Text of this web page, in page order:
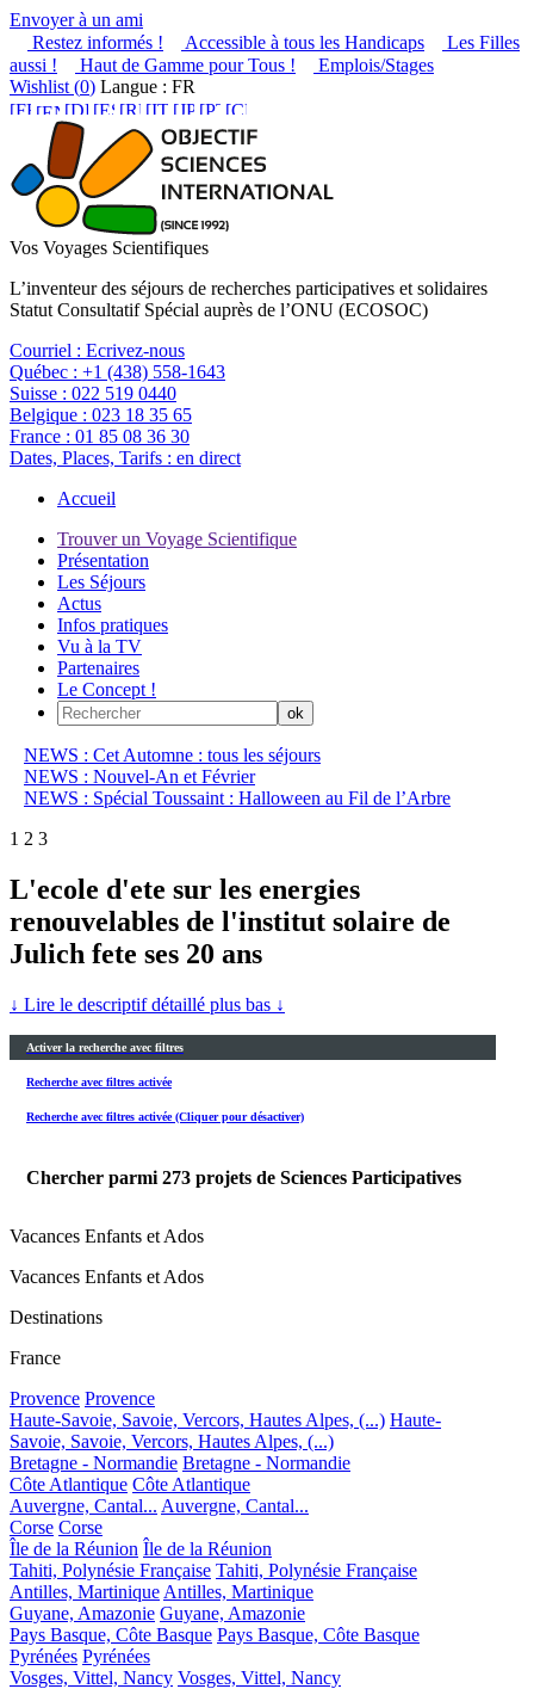
Envoyer à un ami
Restez informés !
Accessible à tous les Handicaps
Les Filles
aussi !
Haut de Gamme pour Tous !
Emplois/Stages
Wishlist (0) Langue : FR
Vos Voyages Scientifiques
L’inventeur des séjours de recherches participatives et solidaires
Statut Consultatif Spécial auprès de l’ONU (ECOSOC)
Courriel : Ecrivez-nous
Québec : +1 (438) 558-1643
Suisse : 022 519 0440
Belgique : 023 18 35 65
France : 01 85 08 36 30
Dates, Places, Tarifs : en direct
Accueil
Trouver un Voyage Scientifique
Présentation
Les Séjours
Actus
Infos pratiques
Vu à la TV
Partenaires
Le Concept !
NEWS : Cet Automne : tous les séjours
NEWS : Nouvel-An et Février
NEWS : Spécial Toussaint : Halloween au Fil de l’Arbre
1 2 3
L'ecole d'ete sur les energies
renouvelables de l'institut solaire de
Julich fete ses 20 ans
↓ Lire le descriptif détaillé plus bas ↓
Activer la recherche avec filtres
Recherche avec filtres activée
Recherche avec filtres activée (Cliquer pour désactiver)
Chercher parmi 273 projets de Sciences Participatives
Vacances Enfants et Ados
Vacances Enfants et Ados
Destinations
France
Provence Provence
Haute-Savoie, Savoie, Vercors, Hautes Alpes, (...) Haute-
Savoie, Savoie, Vercors, Hautes Alpes, (...)
Bretagne - Normandie Bretagne - Normandie
Côte Atlantique Côte Atlantique
Auvergne, Cantal... Auvergne, Cantal...
Corse Corse
Île de la Réunion Île de la Réunion
Tahiti, Polynésie Française Tahiti, Polynésie Française
Antilles, Martinique Antilles, Martinique
Guyane, Amazonie Guyane, Amazonie
Pays Basque, Côte Basque Pays Basque, Côte Basque
Pyrénées Pyrénées
Vosges, Vittel, Nancy Vosges, Vittel, Nancy